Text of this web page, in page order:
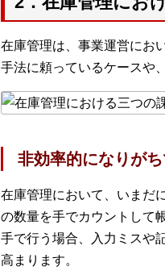
在庫管理は、事業運営にお
手法に頼っているケースや
非効率的になりが
在庫管理において、いまだ
の数量を手でカウントして
手で行う場合、入力ミスや
高まります。